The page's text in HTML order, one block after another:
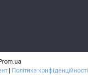
Prom.ua
Політика конфіденційності